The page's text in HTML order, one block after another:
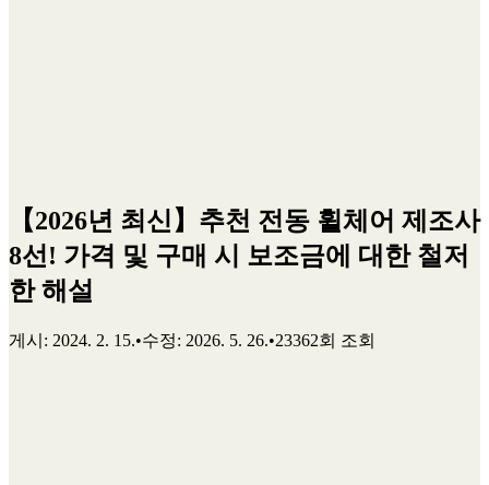
【2026년 최신】추천 전동 휠체어 제조사
8선! 가격 및 구매 시 보조금에 대한 철저
한 해설
게시 : 2024. 2. 15.•수정: 2026. 5. 26.•23362회 조회